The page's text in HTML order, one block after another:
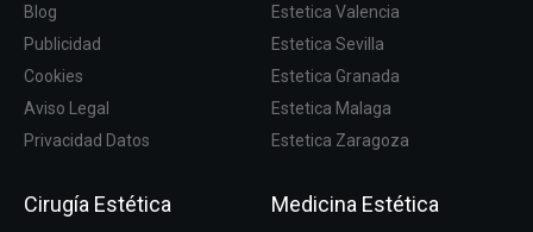
Blog
Publicidad
Cookies
Aviso Legal
Privacidad Datos
Estetica Valencia
Estetica Sevilla
Estetica Granada
Estetica Malaga
Estetica Zaragoza
Cirugía Estética Medicina Estética